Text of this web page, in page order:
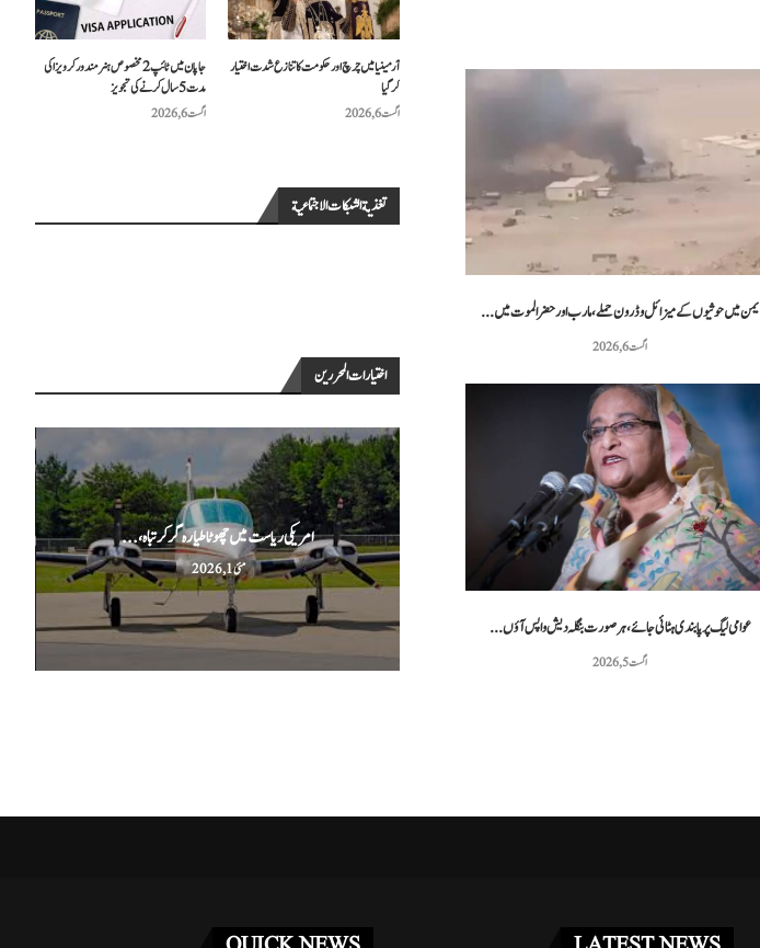
یمن میں حوثیوں کے میزائل و ڈرون حملے، مارب اور حضرالموت میں...
اگست 6, 2026
عوامی لیگ پر پابندی ہٹائی جائے، ہر صورت بنگلہ دیش واپس آؤں...
اگست 5, 2026
جاپان میں ٹائپ 2 مخصوص ہنر مند ورکر ویزا کی
مدت 5 سال کرنے کی تجویز
اگست 6, 2026
آرمینیا میں چرچ اور حکومت کا تنازع شدت اختیار
کر گیا
اگست 6, 2026
تغذية الشبكات الاجتماعية
اختيارات المحررين
پاکستانی ٹینس کھلاڑی محمد شعیب خان نے 20... امریکی ریاست میں چھوٹا طیارہ گر کر تباہ،...
مئی 1, 2026